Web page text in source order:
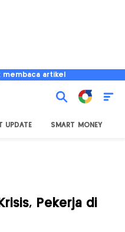
artikel
UPDATE SMART MONEY
Pekerja di